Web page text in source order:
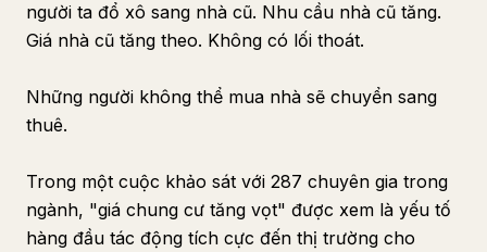
người ta đổ xô sang nhà cũ. Nhu cầu nhà cũ tăng.
Giá nhà cũ tăng theo. Không có lối thoát.
Những người không thể mua nhà sẽ chuyển sang
thuê.
Trong một cuộc khảo sát với 287 chuyên gia trong
ngành, "giá chung cư tăng vọt" được xem là yếu tố
hàng đầu tác động tích cực đến thị trường cho